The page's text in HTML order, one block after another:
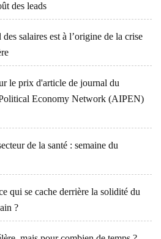
des leads
salaires est à l’origine de la crise
le prix d'article de journal du
Economy Network (AIPEN)
de la santé : semaine du
qui se cache derrière la solidité du
?